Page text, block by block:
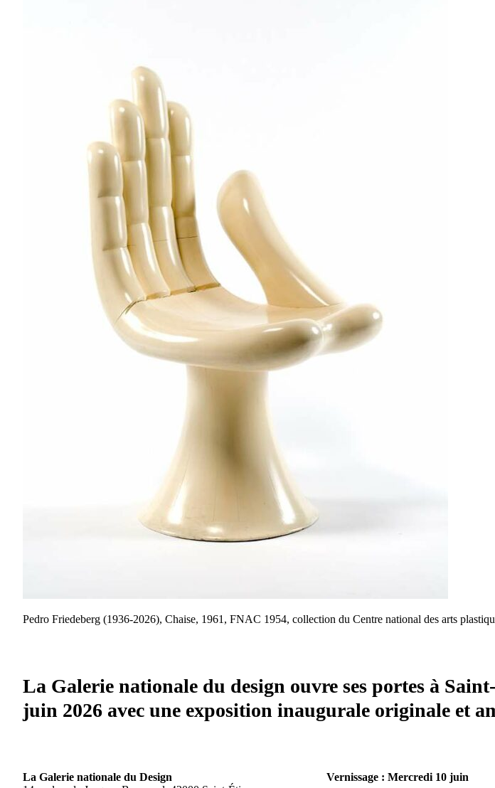
Pedro Friedeberg (1936-2026), Chaise, 1961, FNAC 1954, collection du Centre national des arts
La Galerie nationale du design ouvre ses portes à
juin 2026 avec une exposition inaugurale originale et
La Galerie nationale du Design
Vernissage : Mercredi 10 juin